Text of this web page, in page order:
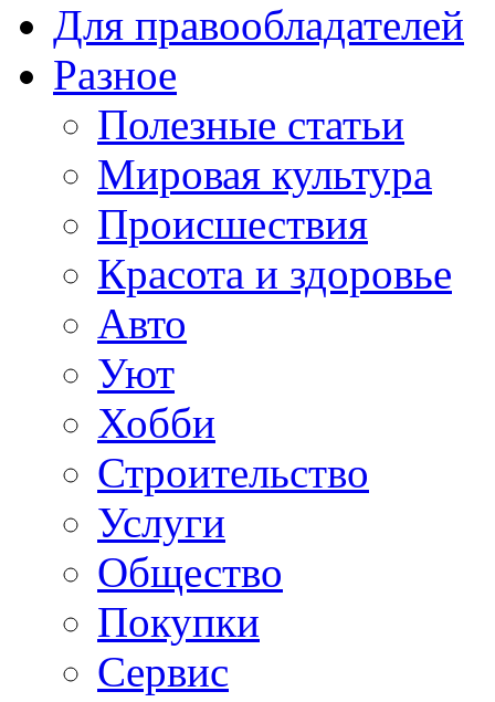
Для правообладателей
Разное
Полезные статьи
Мировая культура
Происшествия
Красота и здоровье
Авто
Уют
Хобби
Строительство
Услуги
Общество
Покупки
Сервис